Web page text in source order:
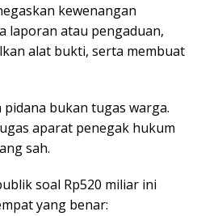
kewenangan
laporan atau pengaduan,
alat bukti, serta membuat
bukan tugas warga.
aparat penegak hukum
sah.
soal Rp520 miliar ini
yang benar: